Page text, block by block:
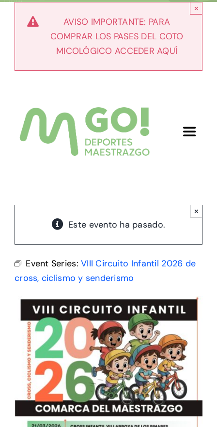
AVISO IMPORTANTE: PARA
COMPRAR LOS PASES DEL COTO
MICOLÓGICO ACCEDER AQUÍ
×
Toggle
Activades
Este evento ha pasado.
×
Event Series:VIII Circuito Infantil 2026 de
cross, ciclismo y senderismo